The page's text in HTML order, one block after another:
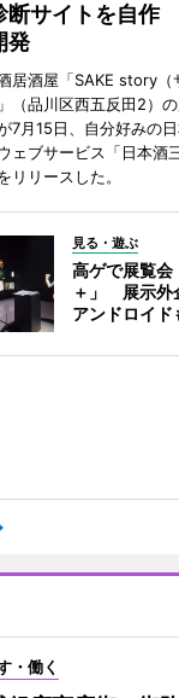
断サイトを自作
発
居酒屋「SAKE story（
（品川区西五反田2）
7月15日、自分好みの
ェブサービス「日本酒
リリースした。
見る・遊ぶ
高ゲで展覧会
＋」 展示外
アンドロイド
・働く